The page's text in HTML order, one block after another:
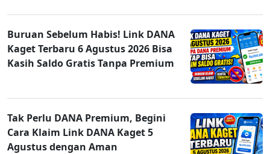
Buruan Sebelum Habis! Link DANA
Kaget Terbaru 6 Agustus 2026 Bisa
Kasih Saldo Gratis Tanpa Premium
Tak Perlu DANA Premium, Begini
Cara Klaim Link DANA Kaget 5
Agustus dengan Aman